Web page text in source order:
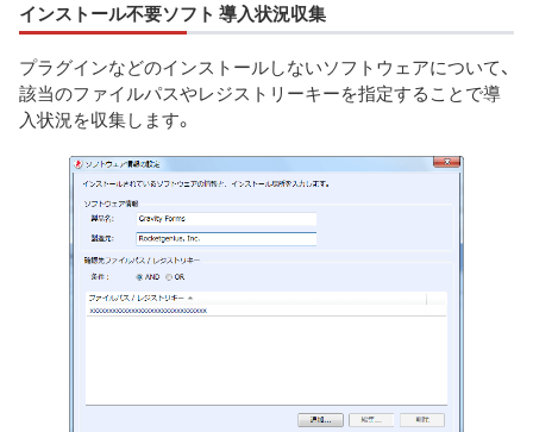
インストール不要ソフト 導入状況収集
プラグインなどのインストールしないソフトウェアについて、
該当のファイルパスやレジストリーキーを指定することで導
入状況を収集します。